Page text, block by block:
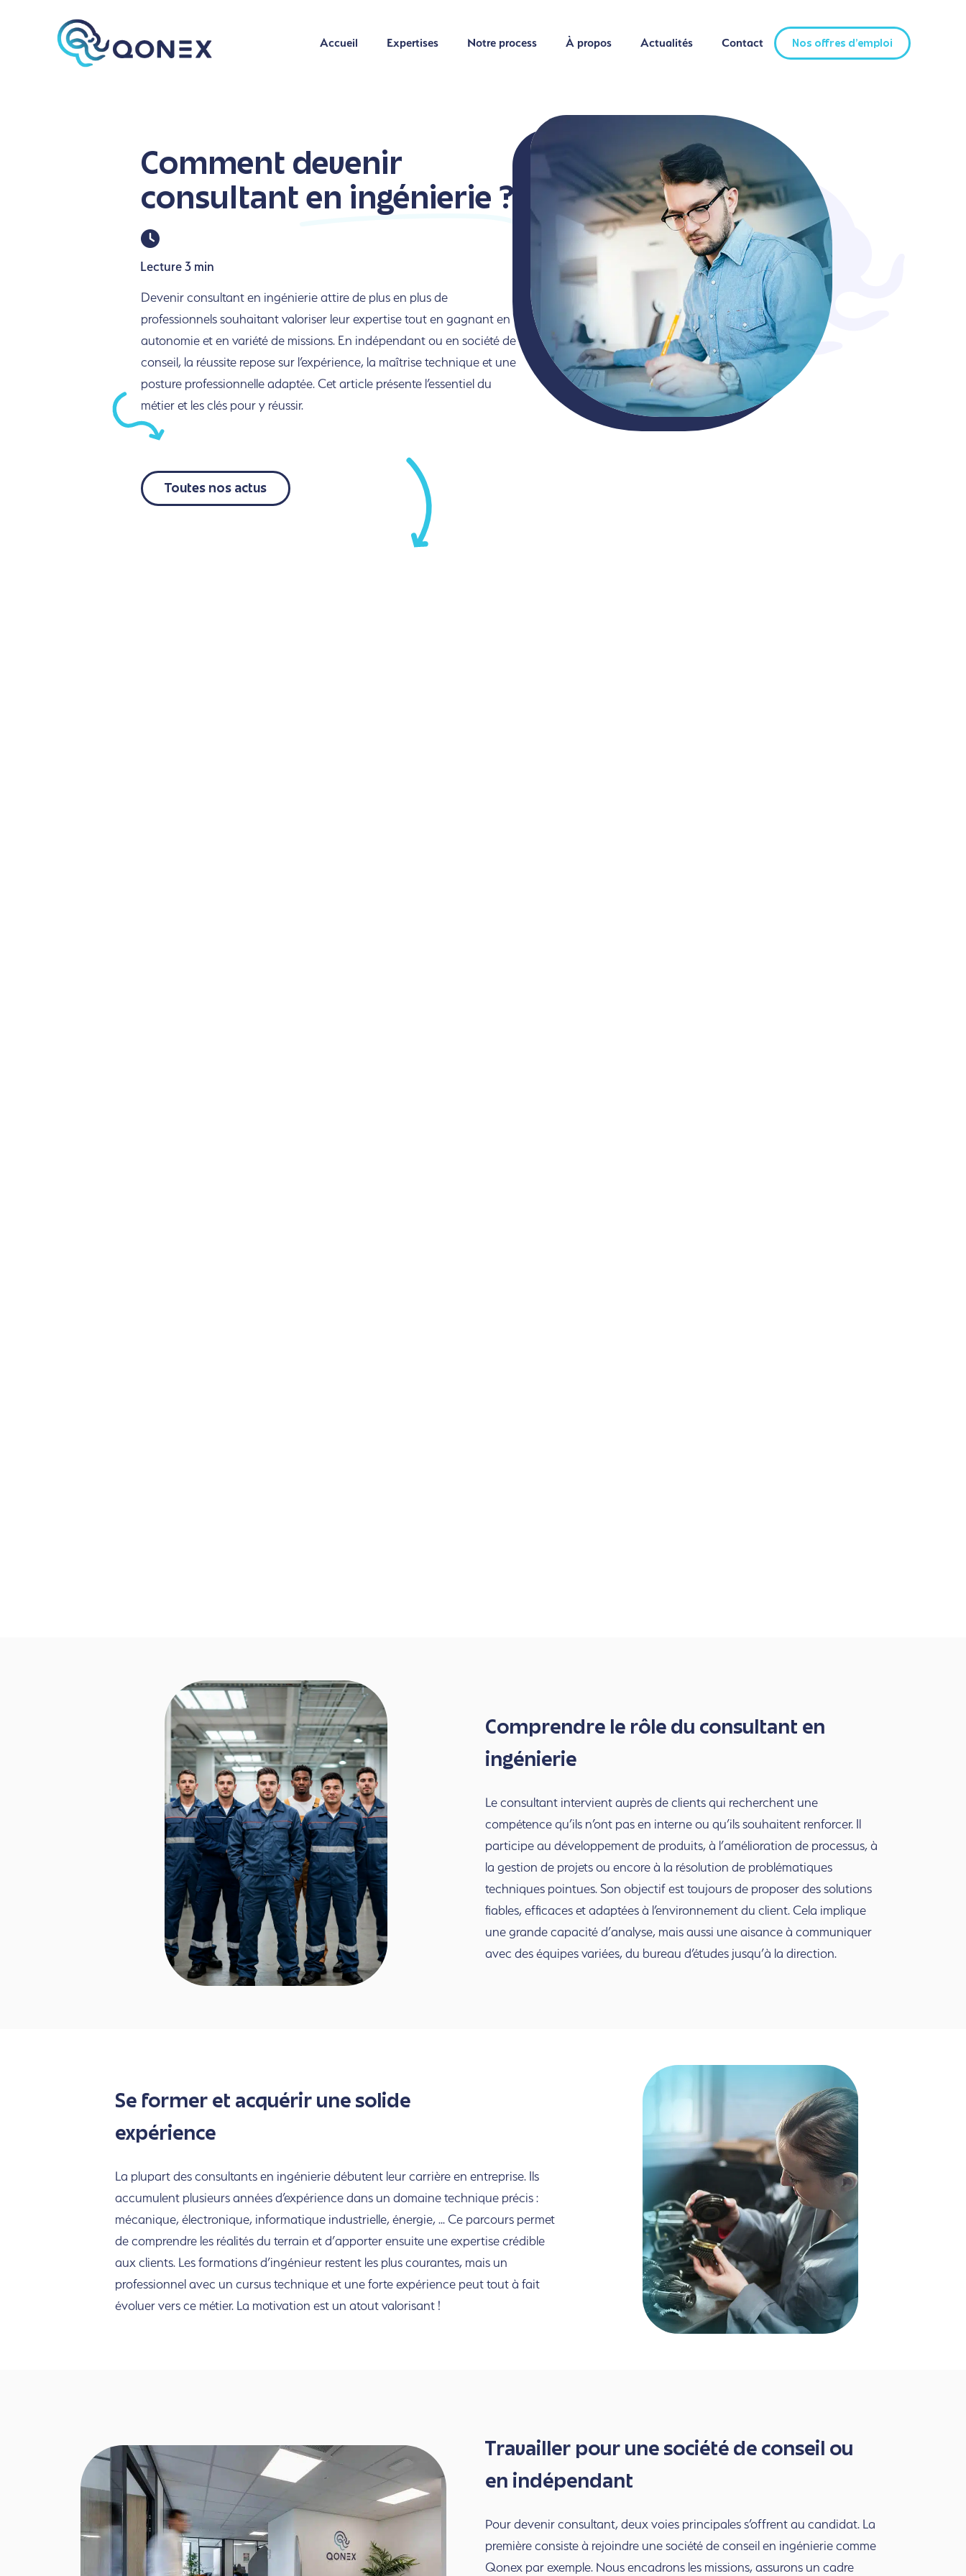
Accueil Expertises Notre process À propos Actualités Contact Nos offres d'emploi
Accueil Expertises Notre process À propos Actualités Contact Nos offres d'emploi
Comment devenir
consultant en ingénierie ?
Lecture 3 min
Devenir consultant en ingénierie attire de plus en plus de
professionnels souhaitant valoriser leur expertise tout en gagnant en
autonomie et en variété de missions. En indépendant ou en société de
conseil, la réussite repose sur l’expérience, la maîtrise technique et une
posture professionnelle adaptée.Cet article présente l’essentiel du
métier et les clés pour y réussir.
Toutes nos actus
Comprendre le rôle du consultant en
ingénierie
Le consultant intervient auprès de clients qui recherchent une
compétence qu’ils n’ont pas en interne ou qu’ils souhaitent renforcer. Il
participe au développement de produits, à l’amélioration de processus, à
la gestion de projets ou encore à la résolution de problématiques
techniques pointues. Son objectif est toujours de proposer des solutions
fiables, efficaces et adaptées à l’environnement du client. Cela implique
une grande capacité d’analyse, mais aussi une aisance à communiquer
avec des équipes variées, du bureau d’études jusqu’à la direction.
Se former et acquérir une solide
expérience
La plupart des consultants en ingénierie débutent leur carrière en entreprise. Ils
accumulent plusieurs années d’expérience dans un domaine technique précis :
mécanique, électronique, informatique industrielle, énergie, ... Ce parcours permet
de comprendre les réalités du terrain et d’apporter ensuite une expertise crédible
aux clients. Les formations d’ingénieur restent les plus courantes, mais un
professionnel avec un cursus technique et une forte expérience peut tout à fait
évoluer vers ce métier.La motivation est un atout valorisant !
Travailler pour une société de conseil ou
en indépendant
Pour devenir consultant, deux voies principales s’offrent au candidat. La
première consiste à rejoindre une société de conseil en ingénierie comme
Qonex par exemple. Nous encadrons les missions, assurons un cadre